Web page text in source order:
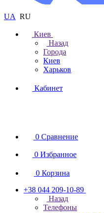
UA RU
Киев
Назад
Города
Киев
Харьков
Кабинет
0 Сравнение
0 Избранное
0 Корзина
+38 044 209-10-89
Назад
Телефоны